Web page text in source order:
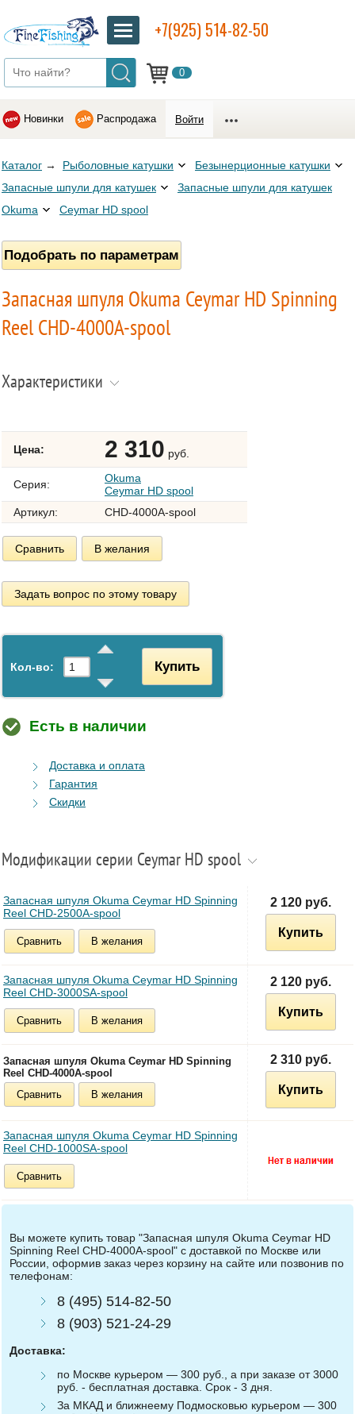
0
+7(925) 514-82-50
Новинки Распродажа Войти
Каталог → Рыболовные катушки
Безынерционные катушки
Запасные шпули для катушек
Запасные шпули для катушек
Okuma
Ceymar HD spool
Подобрать по параметрам
Запасная шпуля Okuma Ceymar HD Spinning
Reel CHD-4000A-spool
Характеристики
Цена: 2 310 руб.
Серия:
Okuma
Ceymar HD spool
Артикул:
CHD-4000A-spool
Сравнить В желания
Задать вопрос по этому товару
Кол-во: Купить
Есть в наличии
Доставка и оплата
Гарантия
Скидки
Модификации серии Ceymar HD spool
Запасная шпуля Okuma Ceymar HD Spinning
Reel CHD-2500A-spool
Сравнить В желания
2 120 руб.
Купить
Запасная шпуля Okuma Ceymar HD Spinning
Reel CHD-3000SA-spool
Сравнить В желания
2 120 руб.
Купить
Запасная шпуля Okuma Ceymar HD Spinning
Reel CHD-4000A-spool
Сравнить
В желания
2 310 руб.
Купить
Запасная шпуля Okuma Ceymar HD Spinning
Reel CHD-1000SA-spool
Сравнить
Вы можете купить товар "Запасная шпуля Okuma Ceymar HD
Spinning Reel CHD-4000A-spool" с доставкой по Москве или
России, оформив заказ через корзину на сайте или позвонив по
телефонам:
8 (495) 514-82-50
8 (903) 521-24-29
Доставка:
по Москве курьером — 300 руб., а при заказе от 3000
руб. - бесплатная доставка. Срок - 3 дня.
За МКАД и ближнеему Подмосковью курьером — 300